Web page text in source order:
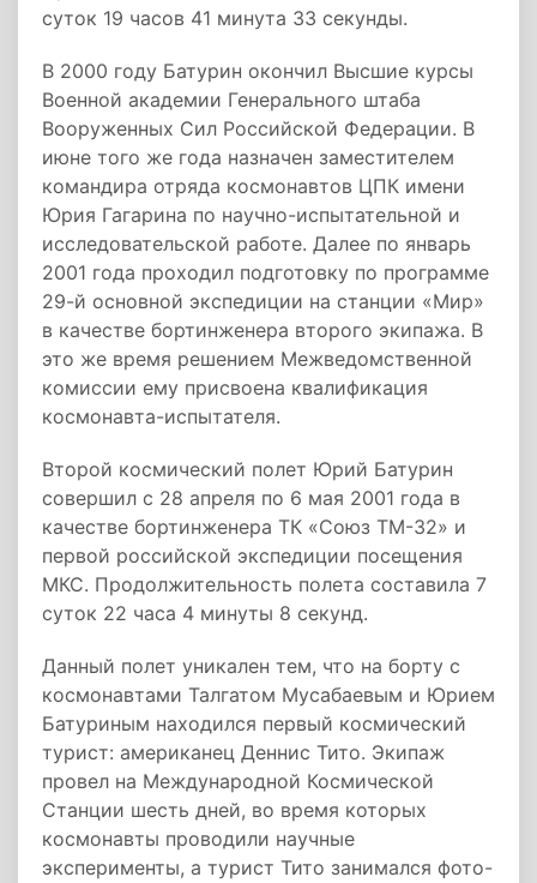
суток 19 часов 41 минута 33 секунды.
В 2000 году Батурин окончил Высшие курсы
Военной академии Генерального штаба
Вооруженных Сил Российской Федерации. В
июне того же года назначен заместителем
командира отряда космонавтов ЦПК имени
Юрия Гагарина по научно-­испытательной и
исследовательской работе. Далее по январь
2001 года проходил подготовку по программе
29­-й основной экспедиции на станции «Мир»
в качестве бортинженера второго экипажа. В
это же время решением Межведомственной
комиссии ему присвоена квалификация
космонавта-­испытателя.
Второй космический полет Юрий Батурин
совершил с 28 апреля по 6 мая 2001 года в
качестве бортинженера ТК «Союз ТМ­-32» и
первой российской экспедиции посещения
МКС. Продолжительность полета составила 7
суток 22 часа 4 минуты 8 секунд.
Данный полет уникален тем, что на борту с
космонавтами Талгатом Мусабаевым и Юрием
Батуриным находился первый космический
турист: американец Деннис Тито. Экипаж
провел на Международной Космической
Станции шесть дней, во время которых
космонавты проводили научные
эксперименты, а турист Тито занимался фото-